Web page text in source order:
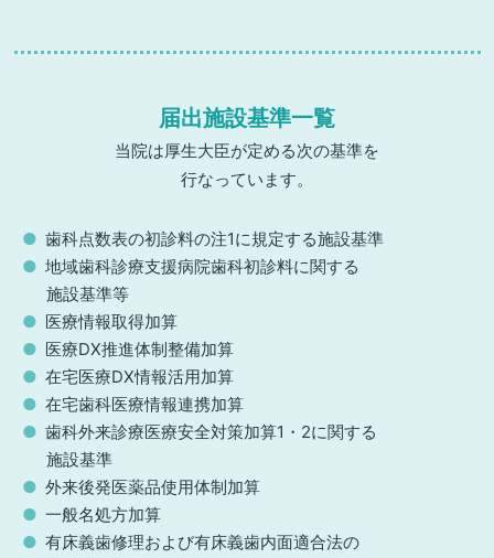
届出施設基準一覧
当院は厚生大臣が定める次の基準を
行なっています。
歯科点数表の初診料の注1に規定する施設基準
地域歯科診療支援病院歯科初診料に関する
施設基準等
医療情報取得加算
医療DX推進体制整備加算
在宅医療DX情報活用加算
在宅歯科医療情報連携加算
歯科外来診療医療安全対策加算1・2に関する
施設基準
外来後発医薬品使用体制加算
一般名処方加算
有床義歯修理および有床義歯内面適合法の